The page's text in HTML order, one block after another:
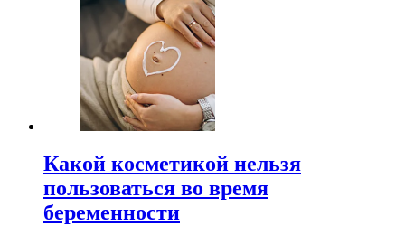
Какой косметикой нельзя
пользоваться во время
беременности